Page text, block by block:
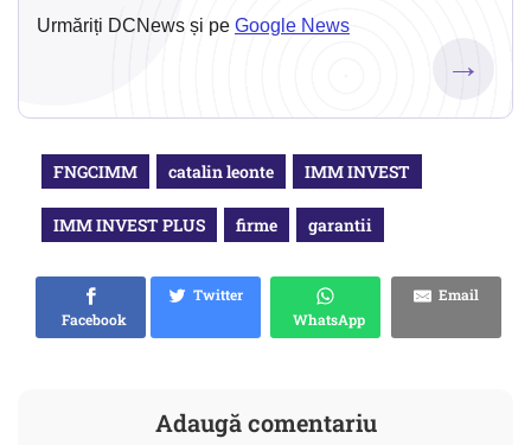
Urmăriți DCNews și pe Google News
→
FNGCIMM catalin leonte IMM INVEST
IMM INVEST PLUS firme garantii
Facebook
Twitter
WhatsApp
Email
Adaugă comentariu